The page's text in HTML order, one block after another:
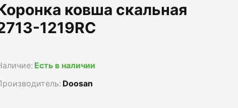
ковша скальная
1219RC
Есть в наличии
Doosan